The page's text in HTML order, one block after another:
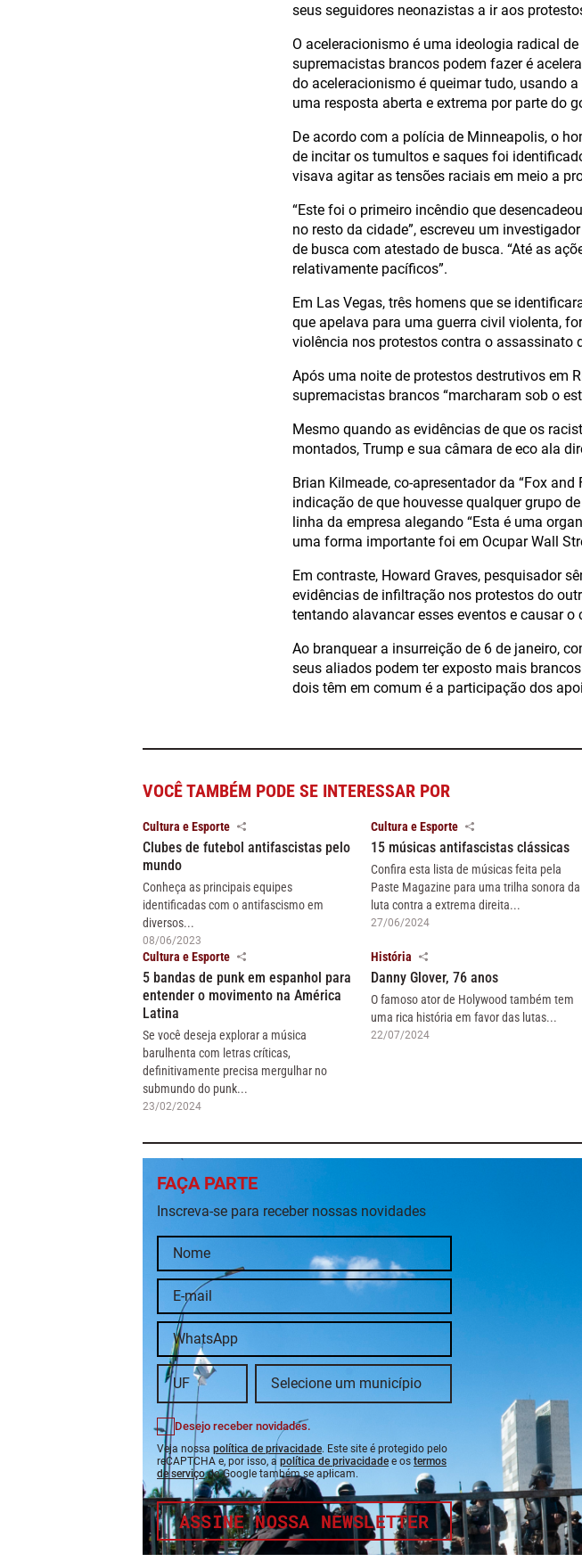
seus seguidores neonazistas a ir aos
O aceleracionismo é uma ideologia radical
supremacistas brancos podem fazer é
do aceleracionismo é queimar tudo, usando
uma resposta aberta e extrema por parte do
De acordo com a polícia de Minneapolis, o
de incitar os tumultos e saques foi
visava agitar as tensões raciais em meio a
“Este foi o primeiro incêndio que
no resto da cidade”, escreveu um
de busca com atestado de busca. “Até as
relativamente pacíficos”.
Em Las Vegas, três homens que se
que apelava para uma guerra civil violenta,
violência nos protestos contra o assassinato
Após uma noite de protestos destrutivos em
supremacistas brancos “marcharam sob o
Mesmo quando as evidências de que os
montados, Trump e sua câmara de eco ala
Brian Kilmeade, co-apresentador da “Fox
indicação de que houvesse qualquer grupo
linha da empresa alegando “Esta é uma
uma forma importante foi em Ocupar Wall
Em contraste, Howard Graves, pesquisador
evidências de infiltração nos protestos do
tentando alavancar esses eventos e causar o
Ao branquear a insurreição de 6 de janeiro,
seus aliados podem ter exposto mais
dois têm em comum é a participação dos
VOCÊ TAMBÉM PODE SE INTERESSAR POR
Cultura e Esporte
Clubes de futebol antifascistas pelo
mundo
Conheça as principais equipes
identificadas com o antifascismo em
diversos...
08/06/2023
Cultura e Esporte
15 músicas antifascistas clássicas
Confira esta lista de músicas feita pela
Paste Magazine para uma trilha sonora da
luta contra a extrema direita...
27/06/2024
Cultura e Esporte
5 bandas de punk em espanhol para
entender o movimento na América
Latina
Se você deseja explorar a música
barulhenta com letras críticas,
definitivamente precisa mergulhar no
submundo do punk...
23/02/2024
História
Danny Glover, 76 anos
O famoso ator de Holywood também tem
uma rica história em favor das lutas...
22/07/2024
FAÇA PARTE
Inscreva-se para receber nossas novidades
Desejo receber novidades.
Veja nossa política de privacidade. Este site é protegido pelo
reCAPTCHA e, por isso, a política de privacidade e os termos
de serviçodo Google também se aplicam.
ASSINE NOSSA NEWSLETTER